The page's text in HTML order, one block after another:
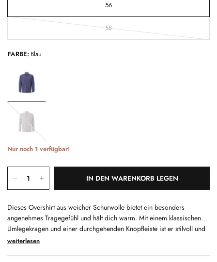
56
58
FARBE: Blau
Grau
Nur noch 1 verfügbar!
IN DEN WARENKORB LEGEN
Dieses Overshirt aus weicher Schurwolle bietet ein besonders
angenehmes Tragegefühl und hält dich warm. Mit einem klassischen
Umlegekragen und einer durchgehenden Knopfleiste ist er stilvoll und
praktisch zugleich. Der gerade Schnitt und die seitlichen
weiterlesen